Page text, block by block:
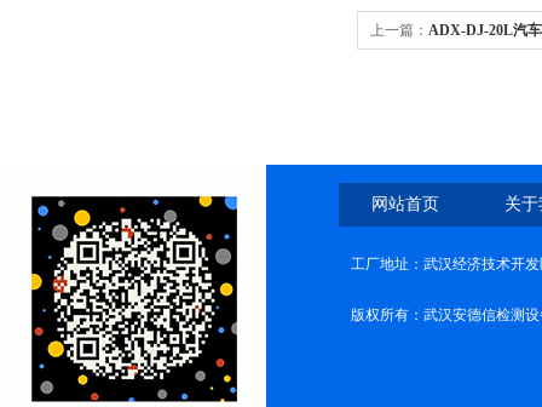
上一篇： ADX-DJ-20L汽
网站首页 关
工厂地址：武汉经济技术开
版权所有：武汉安德信检测